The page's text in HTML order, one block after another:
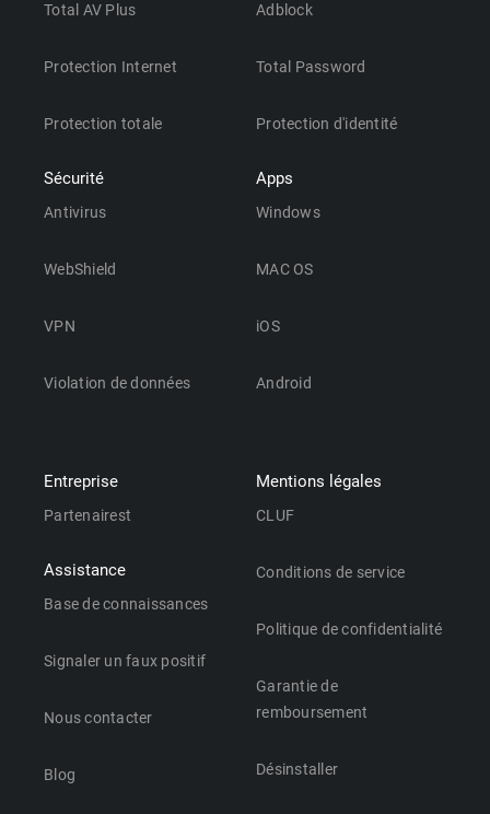
Total AV Plus
Protection Internet
Protection totale
Sécurité
Antivirus
WebShield
VPN
Violation de données
Adblock
Total Password
Protection d'identité
Apps
Windows
MAC OS
iOS
Android
Entreprise
Partenairest
Assistance
Base de connaissances
Signaler un faux positif
Nous contacter
Blog
Mentions légales
CLUF
Conditions de service
Politique de confidentialité
Garantie de
remboursement
Désinstaller